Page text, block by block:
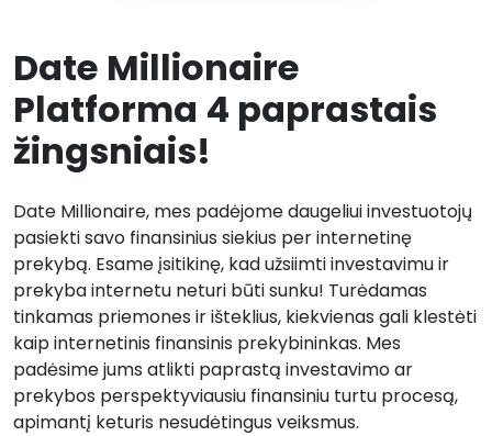
Date Millionaire
Platforma 4 paprastais
žingsniais!
Date Millionaire, mes padėjome daugeliui investuotojų
pasiekti savo finansinius siekius per internetinę
prekybą. Esame įsitikinę, kad užsiimti investavimu ir
prekyba internetu neturi būti sunku! Turėdamas
tinkamas priemones ir išteklius, kiekvienas gali klestėti
kaip internetinis finansinis prekybininkas. Mes
padėsime jums atlikti paprastą investavimo ar
prekybos perspektyviausiu finansiniu turtu procesą,
apimantį keturis nesudėtingus veiksmus.